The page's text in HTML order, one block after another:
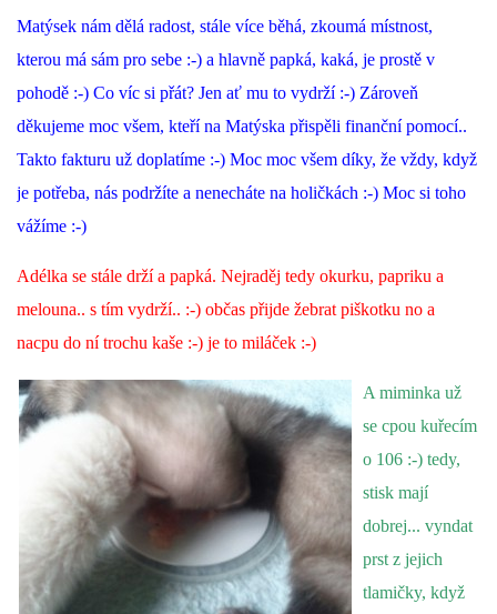
PODMÍNKY PŘEVZETÍ FRETKY.
O FRETCE
O FRETCE
CHCI SI POŘÍDIT FRETKU
VÝCHOVA FRETKY
NEMOCI FRETEK
JAK FRETKA BYDLÍ
CESTOVÁNÍ S FRETKOU
Matýsek nám dělá radost, stále více běhá, zkoumá místnost,
kterou má sám pro sebe :-) a hlavně papká, kaká, je prostě v
pohodě :-) Co víc si přát? Jen ať mu to vydrží :-) Zároveň
děkujeme moc všem, kteří na Matýska přispěli finanční pomocí..
Takto fakturu už doplatíme :-) Moc moc všem díky, že vždy, když
je potřeba, nás podržíte a nenecháte na holičkách :-) Moc si toho
vážíme :-)
Adélka se stále drží a papká. Nejraděj tedy okurku, papriku a
melouna.. s tím vydrží.. :-) občas přijde žebrat piškotku no a
nacpu do ní trochu kaše :-) je to miláček :-)
A miminka už
se cpou kuřecím
o 106 :-) tedy,
stisk mají
dobrej... vyndat
prst z jejich
tlamičky, když